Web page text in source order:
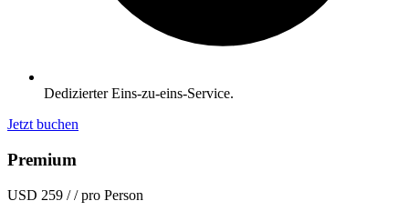
Dedizierter Eins-zu-eins-Service.
Jetzt buchen
Premium
USD 259 / / pro Person